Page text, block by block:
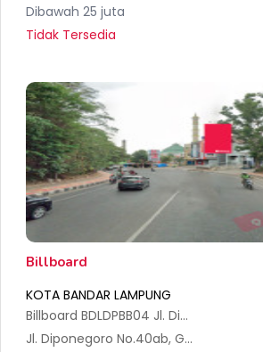
Dibawah 25 juta
Tidak Tersedia
Billboard
KOTA BANDAR LAMPUNG
Billboard BDLDPBB04 Jl. Diponegoro (Gereja), Bandar Lampung
Jl. Diponegoro No.40ab, Gulak Galik, Kec. Tlk. Betung Utara, Kota Bandar Lampung, Lampung 35214, Indonesia